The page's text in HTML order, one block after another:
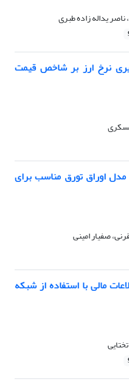
یداله زاده طبری
نرخ ارز بر شاخص قیمت
مدل اوراق تورق مناسب برای
صفیار امینی
مالی با استفاده از شبکه